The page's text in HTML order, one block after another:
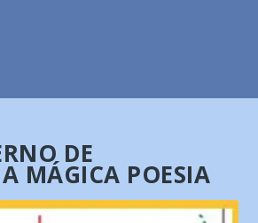
DE
MÁGICA POESIA